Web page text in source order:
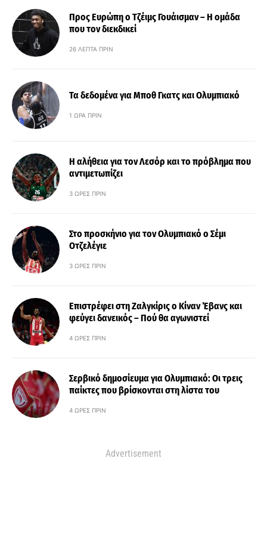
Προς Ευρώπη ο Τζέιμς Γουάισμαν – Η ομάδα
που τον διεκδικεί
26 ΛΕΠΤΆ ΠΡΙΝ
Τα δεδομένα για Μποθ Γκατς και Ολυμπιακό
1 ΏΡΑ ΠΡΙΝ
Η αλήθεια για τον Λεσόρ και το πρόβλημα που
αντιμετωπίζει
3 ΏΡΕΣ ΠΡΙΝ
Στο προσκήνιο για τον Ολυμπιακό ο Σέμι
Οτζελέγιε
3 ΏΡΕΣ ΠΡΙΝ
Επιστρέφει στη Ζαλγκίρις ο Κίναν Έβανς και
φεύγει δανεικός – Πού θα αγωνιστεί
4 ΏΡΕΣ ΠΡΙΝ
Σερβικό δημοσίευμα για Ολυμπιακό: Οι τρεις
παίκτες που βρίσκονται στη λίστα του
4 ΏΡΕΣ ΠΡΙΝ
Advertisement